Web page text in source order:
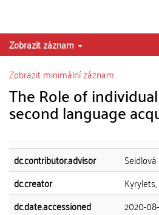
Zobrazit záznam
Zobrazit minimální záznam
The Role of
second language
dc.contributor.advisor
dc.creator
dc.date.accessioned
2020-